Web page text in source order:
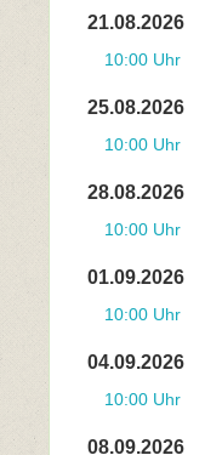
21.08.2026
10:00 Uhr
25.08.2026
10:00 Uhr
28.08.2026
10:00 Uhr
01.09.2026
10:00 Uhr
04.09.2026
10:00 Uhr
08.09.2026